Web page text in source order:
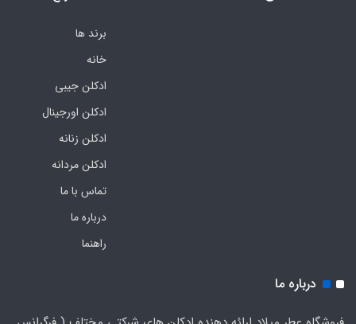
برند ها
خانه
ادکلن جیبی
ادکلن اورجینال
ادکلن زنانه
ادکلن مردانه
تماس با ما
درباره ما
راهنما
درباره ما